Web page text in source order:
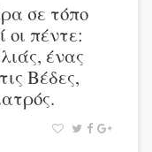
σε τόπο
πέντε:
ένας
Βέδες,